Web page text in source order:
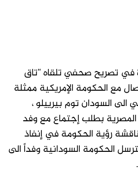
في تصريح صحفي تلقاه “تاق
مع الحكومة الإمريكية ممثلة
الى السودان توم بيرييلو ،
بطلب إجتماع مع وفد
رؤية الحكومة في إنفاذ
الحكومة السودانية وفداً الى